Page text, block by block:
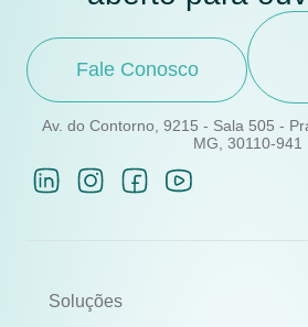
Fale Conosco
Av. do Contorno, 9215 - Sala 505 -
MG, 30110-941
Soluções